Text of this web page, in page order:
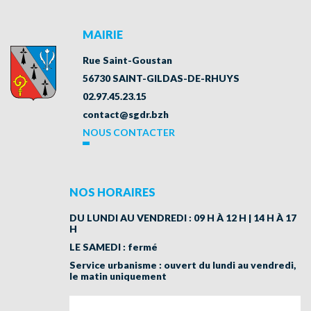
MAIRIE
Rue Saint-Goustan
56730 SAINT-GILDAS-DE-RHUYS
02.97.45.23.15
contact@sgdr.bzh
NOUS CONTACTER
NOS HORAIRES
DU LUNDI AU VENDREDI : 09 H À 12 H | 14 H À 17
H
LE SAMEDI : fermé
Service urbanisme : ouvert du lundi au vendredi,
le matin uniquement